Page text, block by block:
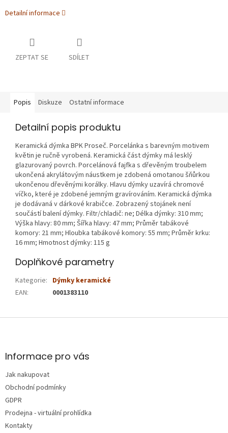
Detailní informace
ZEPTAT SE SDÍLET
Popis Diskuze Ostatní informace
Detailní popis produktu
Keramická dýmka BPK Proseč. Porcelánka s barevným motivem
květin je ručně vyrobená. Keramická část dýmky má lesklý
glazurovaný povrch. Porcelánová fajfka s dřevěným troubelem
ukončená akrylátovým náustkem je zdobená omotanou šňůrkou
ukončenou dřevěnými korálky. Hlavu dýmky uzavírá chromové
víčko, které je zdobené jemným gravírováním. Keramická dýmka
je dodávaná v dárkové krabičce. Zobrazený stojánek není
součástí balení dýmky. Filtr/chladič: ne; Délka dýmky: 310 mm;
Výška hlavy: 80 mm; Šířka hlavy: 47 mm; Průměr tabákové
komory: 21 mm; Hloubka tabákové komory: 55 mm; Průměr krku:
16 mm; Hmotnost dýmky: 115 g
Doplňkové parametry
Kategorie: Dýmky keramické
EAN: 0001383110
Z
aInformace pro vás
Jak nakupovat
Obchodní podmínky
GDPR
Prodejna - virtuální prohlídka
Kontakty